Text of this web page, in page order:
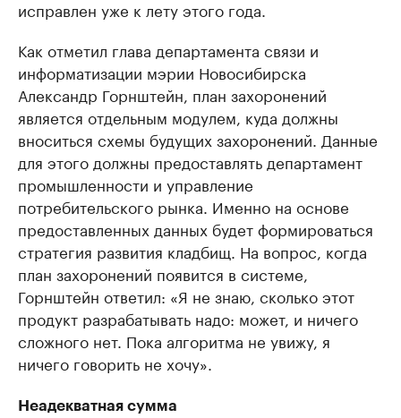
исправлен уже к лету этого года.
Как отметил глава департамента связи и
информатизации мэрии Новосибирска
Александр Горнштейн, план захоронений
является отдельным модулем, куда должны
вноситься схемы будущих захоронений. Данные
для этого должны предоставлять департамент
промышленности и управление
потребительского рынка. Именно на основе
предоставленных данных будет формироваться
стратегия развития кладбищ. На вопрос, когда
план захоронений появится в системе,
Горнштейн ответил: «Я не знаю, сколько этот
продукт разрабатывать надо: может, и ничего
сложного нет. Пока алгоритма не увижу, я
ничего говорить не хочу».
Неадекватная сумма